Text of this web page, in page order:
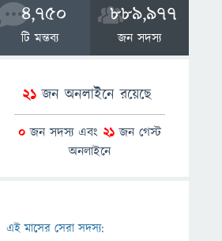
4,750
টি মন্তব্য
889,977
জন সদস্য
21জন অনলাইনে রয়েছে
0 জন সদস্য এবং 21 জন গেস্ট
অনলাইনে
এই মাসের সেরা সদস্য: